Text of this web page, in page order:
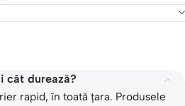
cât durează?
rapid, în toată țara. Produsele